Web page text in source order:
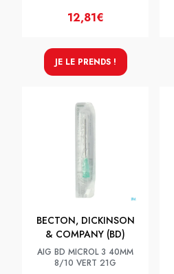
12,81€
JE LE PRENDS !
BECTON, DICKINSON
& COMPANY (BD)
AIG BD MICROL 3 40MM
8/10 VERT 21G